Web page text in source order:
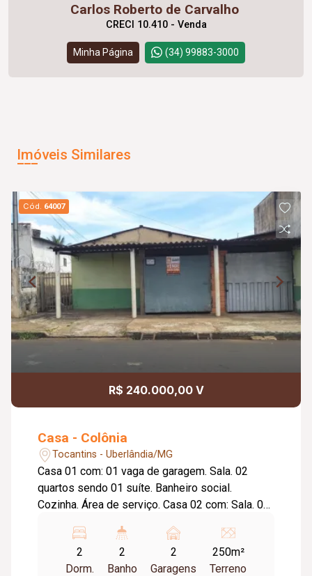
Carlos Roberto de Carvalho
CRECI 10.410 - Venda
Minha Página (34) 99883-3000
Imóveis Similares
Cód. 64007
R$ 240.000,00 V
Casa - Colônia
Tocantins - Uberlândia/MG
Casa 01 com: 01 vaga de garagem. Sala. 02
quartos sendo 01 suíte. Banheiro social.
Cozinha. Área de serviço. Casa 02 com: Sala. 02
serviço. Casa 03 com: Sala. 01 quarto. Banheiro
social. Cozinha, Área de serviço. Piso cerâmica.
2
Dorm.
2
Banho
2
Garagens
250m²
Terreno